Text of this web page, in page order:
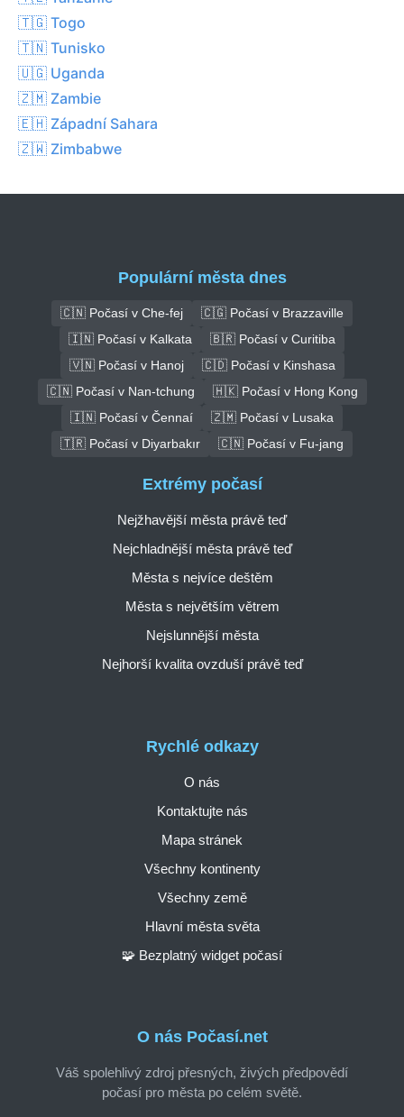
🇹🇬 Togo
🇹🇳 Tunisko
🇺🇬 Uganda
🇿🇲 Zambie
🇪🇭 Západní Sahara
🇿🇼 Zimbabwe
Populární města dnes
🇨🇳 Počasí v Che-fej
🇨🇬 Počasí v Brazzaville
🇮🇳 Počasí v Kalkata
🇧🇷 Počasí v Curitiba
🇻🇳 Počasí v Hanoj
🇨🇩 Počasí v Kinshasa
🇨🇳 Počasí v Nan-tchung
🇭🇰 Počasí v Hong Kong
🇮🇳 Počasí v Čennaí
🇿🇲 Počasí v Lusaka
🇹🇷 Počasí v Diyarbakır
🇨🇳 Počasí v Fu-jang
O nás Počasí.net
Váš spolehlivý zdroj přesných, živých předpovědí
počasí pro města po celém světě.
Rychlé odkazy
O nás
Kontaktujte nás
Mapa stránek
Všechny kontinenty
Všechny země
Hlavní města světa
🧩 Bezplatný widget počasí
Extrémy počasí
Nejžhavější města právě teď
Nejchladnější města právě teď
Města s nejvíce deštěm
Města s největším větrem
Nejslunnější města
Nejhorší kvalita ovzduší právě teď